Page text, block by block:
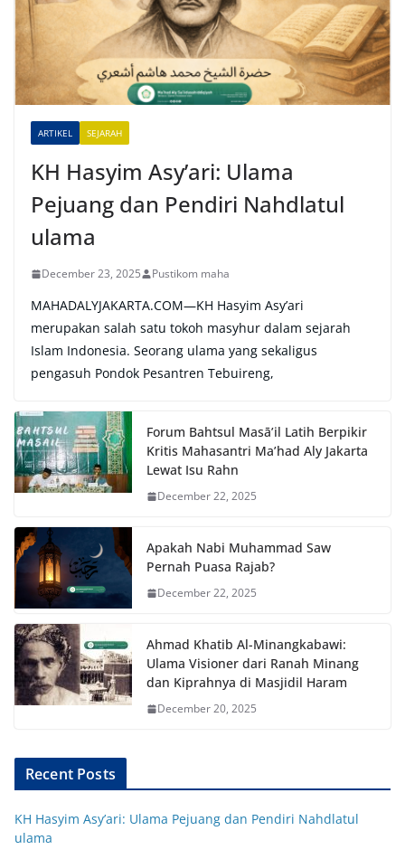
a
t
i
v
ARTIKEL SEJARAH
KH Hasyim Asy’ari: Ulama
Pejuang dan Pendiri Nahdlatul
ulama
December 23, 2025 Pustikom maha
MAHADALYJAKARTA.COM—KH Hasyim Asy’ari
merupakan salah satu tokoh masyhur dalam sejarah
Islam Indonesia. Seorang ulama yang sekaligus
pengasuh Pondok Pesantren Tebuireng,
Forum Bahtsul Masā’il Latih Berpikir
Kritis Mahasantri Ma’had Aly Jakarta
Lewat Isu Rahn
December 22, 2025
Apakah Nabi Muhammad Saw
Pernah Puasa Rajab?
December 22, 2025
Ahmad Khatib Al-Minangkabawi:
Ulama Visioner dari Ranah Minang
dan Kiprahnya di Masjidil Haram
December 20, 2025
Recent Posts
KH Hasyim Asy’ari: Ulama Pejuang dan Pendiri Nahdlatul
ulama